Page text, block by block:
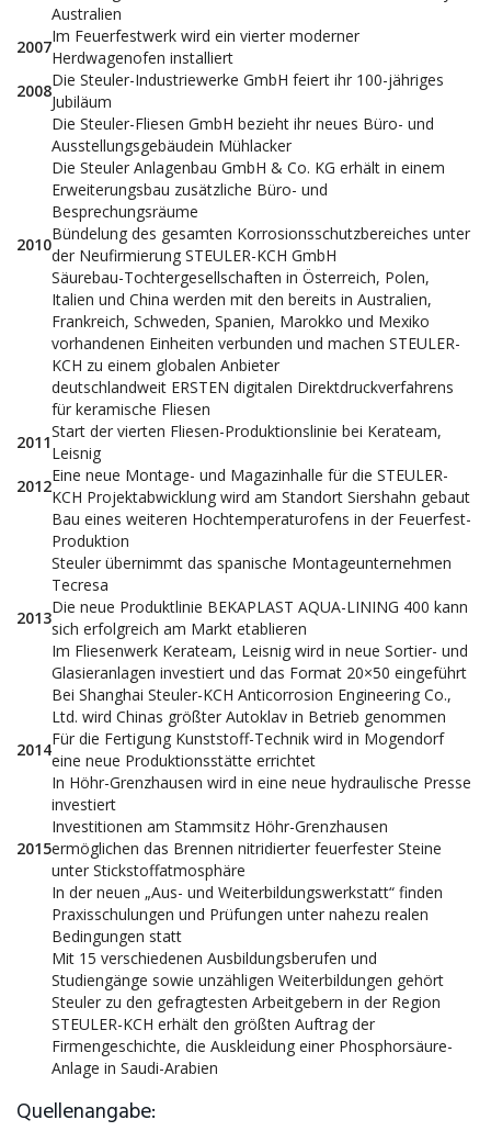
Australien
2007
Im Feuerfestwerk wird ein vierter moderner
Herdwagenofen installiert
2008
Die Steuler-Industriewerke GmbH feiert ihr 100-jähriges
Jubiläum
Die Steuler-Fliesen GmbH bezieht ihr neues Büro- und
Ausstellungsgebäudein Mühlacker
Die Steuler Anlagenbau GmbH & Co. KG erhält in einem
Erweiterungsbau zusätzliche Büro- und
Besprechungsräume
2010
Bündelung des gesamten Korrosionsschutzbereiches unter
der Neufirmierung STEULER-KCH GmbH
Säurebau-Tochtergesellschaften in Österreich, Polen,
Italien und China werden mit den bereits in Australien,
Frankreich, Schweden, Spanien, Marokko und Mexiko
vorhandenen Einheiten verbunden und machen STEULER-
KCH zu einem globalen Anbieter
deutschlandweit ERSTEN digitalen Direktdruckverfahrens
für keramische Fliesen
2011
Start der vierten Fliesen-Produktionslinie bei Kerateam,
Leisnig
2012
Eine neue Montage- und Magazinhalle für die STEULER-
KCH Projektabwicklung wird am Standort Siershahn gebaut
Bau eines weiteren Hochtemperaturofens in der Feuerfest-
Produktion
Steuler übernimmt das spanische Montageunternehmen
Tecresa
2013
Die neue Produktlinie BEKAPLAST AQUA-LINING 400 kann
sich erfolgreich am Markt etablieren
Im Fliesenwerk Kerateam, Leisnig wird in neue Sortier- und
Glasieranlagen investiert und das Format 20×50 eingeführt
Bei Shanghai Steuler-KCH Anticorrosion Engineering Co.,
Ltd. wird Chinas größter Autoklav in Betrieb genommen
2014
Für die Fertigung Kunststoff-Technik wird in Mogendorf
eine neue Produktionsstätte errichtet
In Höhr-Grenzhausen wird in eine neue hydraulische Presse
investiert
2015
Investitionen am Stammsitz Höhr-Grenzhausen
ermöglichen das Brennen nitridierter feuerfester Steine
unter Stickstoffatmosphäre
In der neuen „Aus- und Weiterbildungswerkstatt“ finden
Praxisschulungen und Prüfungen unter nahezu realen
Bedingungen statt
Mit 15 verschiedenen Ausbildungsberufen und
Studiengänge sowie unzähligen Weiterbildungen gehört
Steuler zu den gefragtesten Arbeitgebern in der Region
STEULER-KCH erhält den größten Auftrag der
Firmengeschichte, die Auskleidung einer Phosphorsäure-
Anlage in Saudi-Arabien
Quellenangabe: